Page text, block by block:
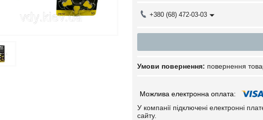
+380 (68) 472-03-03
повернення
У компанії підключені електронні
сайту.